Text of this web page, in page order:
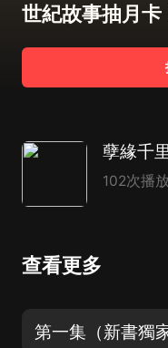
世紀故事抽月卡
102次播放
查看更多